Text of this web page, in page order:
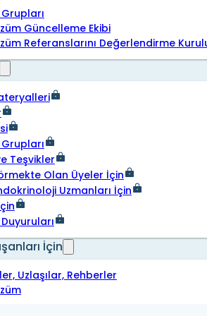
Güncelleme Ekibi
Referanslarını Değerlendirme
Teşvikler
Olan Üyeler İçin
Uzmanları İçin
İçin
Uzlaşılar, Rehberler